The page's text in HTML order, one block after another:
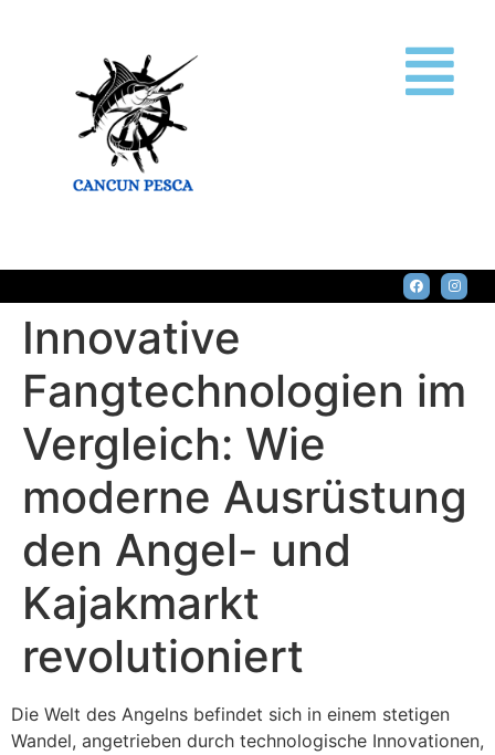
Innovative
Fangtechnologien im
Vergleich: Wie
moderne Ausrüstung
den Angel- und
Kajakmarkt
revolutioniert
Die Welt des Angelns befindet sich in einem stetigen
Wandel, angetrieben durch technologische Innovationen,